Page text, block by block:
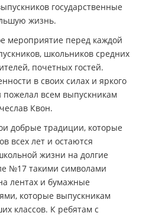
государственные
жизнь.
мероприятие перед каждой
школьников средних
почетных гостей.
в своих силах и яркого
пожелал всем выпускникам
Квон.
добрые традиции, которые
всех лет и остаются
жизни на долгие
№17 такими символами
лентах и бумажные
которые выпускникам
классов. К ребятам с